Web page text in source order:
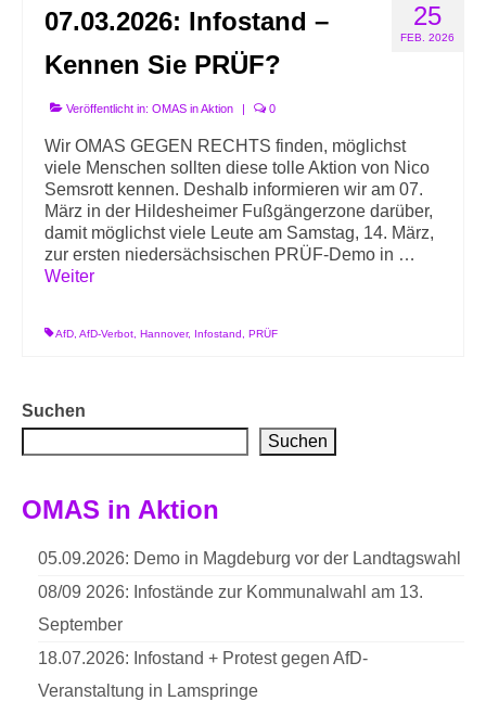
25
FEB. 2026
07.03.2026: Infostand –
Kennen Sie PRÜF?
Veröffentlicht in: OMAS in Aktion | 0
Wir OMAS GEGEN RECHTS finden, möglichst
viele Menschen sollten diese tolle Aktion von Nico
Semsrott kennen. Deshalb informieren wir am 07.
März in der Hildesheimer Fußgängerzone darüber,
damit möglichst viele Leute am Samstag, 14. März,
zur ersten niedersächsischen PRÜF-Demo in …
Weiter
AfD AfD-Verbot Hannover, Infostand PRÜF
Suchen
Suchen
OMAS in Aktion
05.09.2026: Demo in Magdeburg vor der Landtagswahl
08/09 2026: Infostände zur Kommunalwahl am 13.
September
18.07.2026: Infostand + Protest gegen AfD-
Veranstaltung in Lamspringe